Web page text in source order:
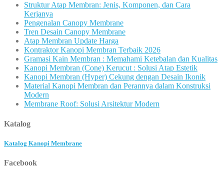
Struktur Atap Membran: Jenis, Komponen, dan Cara
Kerjanya
Pengenalan Canopy Membrane
Tren Desain Canopy Membrane
Atap Membran Update Harga
Kontraktor Kanopi Membran Terbaik 2026
Gramasi Kain Membran : Memahami Ketebalan dan Kualitas
Kanopi Membran (Cone) Kerucut : Solusi Atap Estetik
Kanopi Membran (Hyper) Cekung dengan Desain Ikonik
Material Kanopi Membran dan Perannya dalam Konstruksi
Modern
Membrane Roof: Solusi Arsitektur Modern
Katalog
Katalog Kanopi Membrane
Facebook